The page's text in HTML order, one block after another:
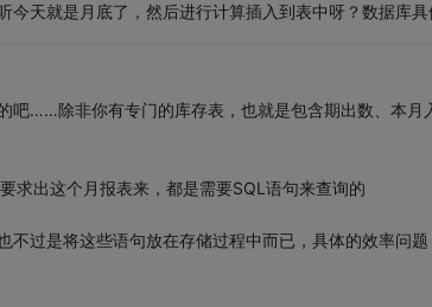
今天就是月底了，然后进行计算插入到表中呀？数据库具
吧……除非你有专门的库存表，也就是包含期出数、本月
求出这个月报表来，都是需要SQL语句来查询的
不过是将这些语句放在存储过程中而已，具体的效率问